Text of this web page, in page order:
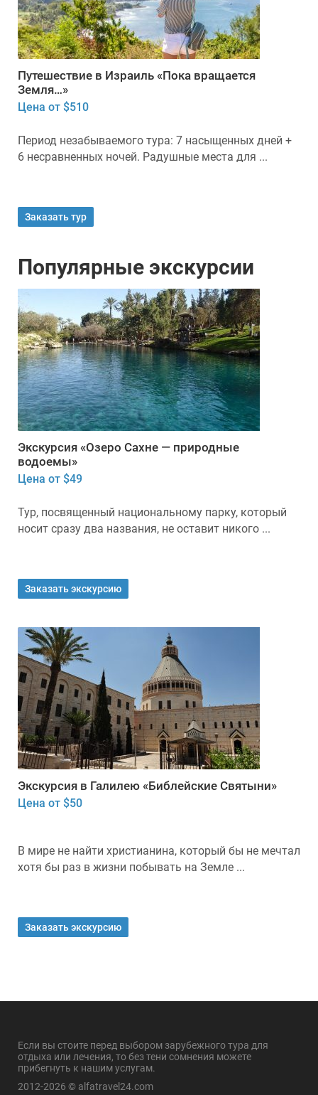
Путешествие в Израиль «Пока вращается
Земля…»
Цена от $510
Период незабываемого тура: 7 насыщенных дней +
6 несравненных ночей. Радушные места для ...
Заказать тур
Популярные экскурсии
Экскурсия «Озеро Сахне — природные
водоемы»
Цена от $49
Тур, посвященный национальному парку, который
носит сразу два названия, не оставит никого ...
Заказать экскурсию
Экскурсия в Галилею «Библейские Святыни»
Цена от $50
В мире не найти христианина, который бы не мечтал
хотя бы раз в жизни побывать на Земле ...
Заказать экскурсию
Если вы стоите перед выбором зарубежного тура для
отдыха или лечения, то без тени сомнения можете
прибегнуть к нашим услугам.
2012-2026 © alfatravel24.com